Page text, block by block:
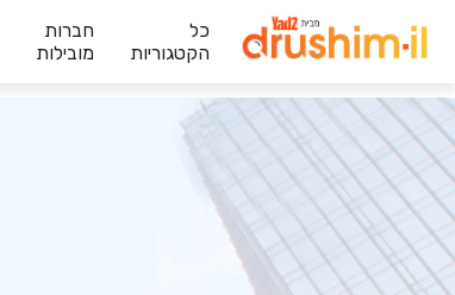
כל
הקטגוריות
חברות
מובילות